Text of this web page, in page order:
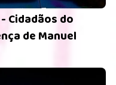
Cidadãos do
de Manuel